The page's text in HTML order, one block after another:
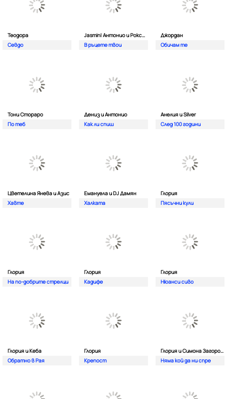
Теодора
Севдо
Jasmin| Антонио и Роксана
В ръцете твои
Джордан
Обичам те
Тони Стораро
По теб
Дениз и Антонио
Как ли спиш
Анелия и Silver
След 100 години
Цветелина Янева и Азис
Хавте
Емануела и DJ Дамян
Халката
Глория
Пясъчни кули
Глория
На по-добрите стрелци
Глория
Кадифе
Глория
Нюанси сиво
Глория и Кеба
Обратно в Рая
Глория
Крепост
Глория и Симона Загорова
Няма кой да ни спре